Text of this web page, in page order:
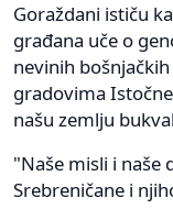
Goraždani ističu
građana uče o
nevinih
gradovima
našu zemlju
"Naše misli i naše
Srebreničane i